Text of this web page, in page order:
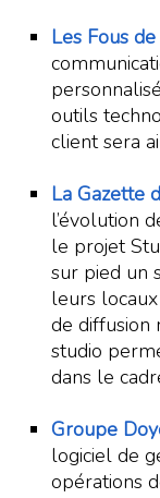
Les Fous
outils
client sera
La Gazette
l’évolution
le projet
sur pied un
leurs
de diffusion
studio
dans le
Groupe
logiciel de
opérations